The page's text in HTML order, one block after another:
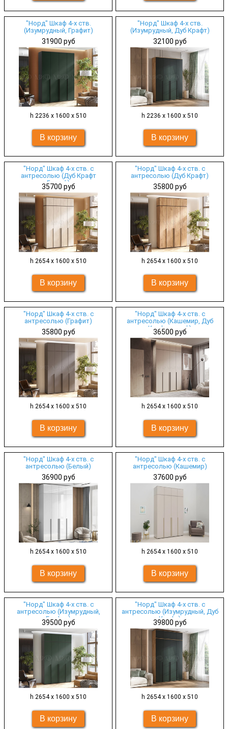
"Норд" Шкаф 4-х ств.
(Изумрудный, Графит)
31900 руб
h 2236 х 1600 х 510
"Норд" Шкаф 4-х ств.
(Изумрудный, Дуб Крафт)
32100 руб
h 2236 х 1600 х 510
"Норд" Шкаф 4-х ств. с
антресолью (Дуб Крафт
Белый)
35700 руб
h 2654 х 1600 х 510
"Норд" Шкаф 4-х ств. с
антресолью (Дуб Крафт)
35800 руб
h 2654 х 1600 х 510
"Норд" Шкаф 4-х ств. с
антресолью (Графит)
35800 руб
h 2654 х 1600 х 510
"Норд" Шкаф 4-х ств. с
антресолью (Кашемир, Дуб
Крафт серый)
36500 руб
h 2654 х 1600 х 510
"Норд" Шкаф 4-х ств. с
антресолью (Белый)
36900 руб
h 2654 х 1600 х 510
"Норд" Шкаф 4-х ств. с
антресолью (Кашемир)
37600 руб
h 2654 х 1600 х 510
"Норд" Шкаф 4-х ств. с
антресолью (Изумрудный,
Графит)
39500 руб
h 2654 х 1600 х 510
"Норд" Шкаф 4-х ств. с
антресолью (Изумрудный, Дуб
Крафт)
39800 руб
h 2654 х 1600 х 510